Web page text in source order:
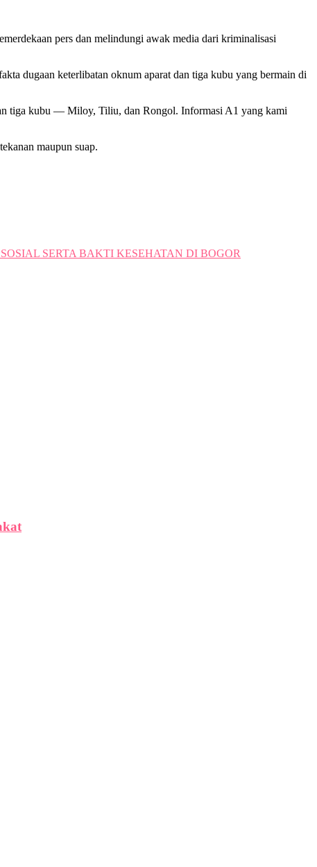
pers dan melindungi awak media dari kriminalisasi
dugaan keterlibatan oknum aparat dan tiga kubu yang bermain di
tiga kubu — Miloy, Tiliu, dan Rongol. Informasi A1 yang kami
maupun suap.
SERTA BAKTI KESEHATAN DI BOGOR